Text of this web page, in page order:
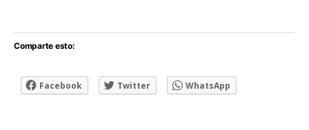
Comparte esto:
Facebook Twitter WhatsApp